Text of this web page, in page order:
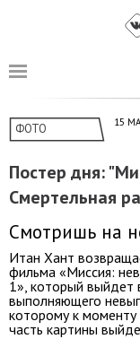
ФОТО 15
Постер дня:
Смертельная
Смотришь на
Итан Хант
фильма «Миссия:
1», который выйдет
выполняющего
которому к моменту
часть картины